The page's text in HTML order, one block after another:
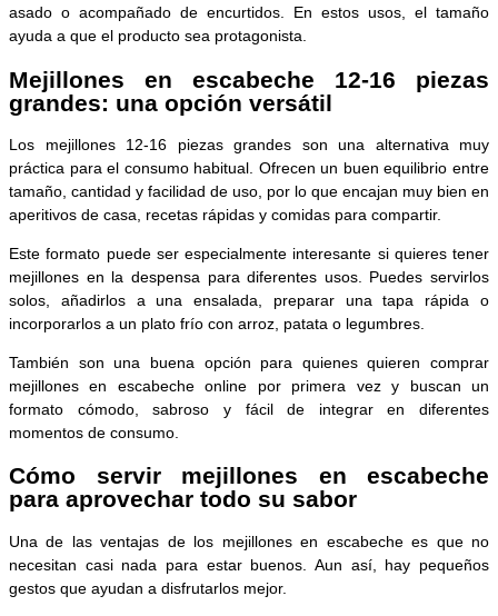
asado o acompañado de encurtidos. En estos usos, el tamaño
ayuda a que el producto sea protagonista.
Mejillones en escabeche 12-16 piezas
grandes: una opción versátil
Los mejillones 12-16 piezas grandes son una alternativa muy
práctica para el consumo habitual. Ofrecen un buen equilibrio entre
tamaño, cantidad y facilidad de uso, por lo que encajan muy bien en
aperitivos de casa, recetas rápidas y comidas para compartir.
Este formato puede ser especialmente interesante si quieres tener
mejillones en la despensa para diferentes usos. Puedes servirlos
solos, añadirlos a una ensalada, preparar una tapa rápida o
incorporarlos a un plato frío con arroz, patata o legumbres.
También son una buena opción para quienes quieren comprar
mejillones en escabeche online por primera vez y buscan un
formato cómodo, sabroso y fácil de integrar en diferentes
momentos de consumo.
Cómo servir mejillones en escabeche
para aprovechar todo su sabor
Una de las ventajas de los mejillones en escabeche es que no
necesitan casi nada para estar buenos. Aun así, hay pequeños
gestos que ayudan a disfrutarlos mejor.